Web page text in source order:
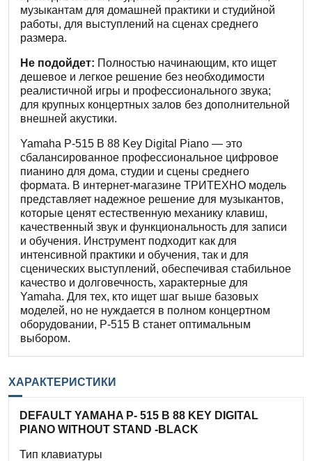
музыкантам для домашней практики и студийной
работы, для выступлений на сценах среднего
размера.
Не подойдет: Полностью начинающим, кто ищет
дешевое и легкое решение без необходимости
реалистичной игры и профессионального звука;
для крупных концертных залов без дополнительной
внешней акустики.
Yamaha P-515 B 88 Key Digital Piano — это
сбалансированное профессиональное цифровое
пианино для дома, студии и сцены среднего
формата. В интернет-магазине ТРИТЕХНО модель
представляет надежное решение для музыкантов,
которые ценят естественную механику клавиш,
качественный звук и функциональность для записи
и обучения. Инструмент подходит как для
интенсивной практики и обучения, так и для
сценических выступлений, обеспечивая стабильное
качество и долговечность, характерные для
Yamaha. Для тех, кто ищет шаг выше базовых
моделей, но не нуждается в полном концертном
оборудовании, P-515 B станет оптимальным
выбором.
ХАРАКТЕРИСТИКИ
DEFAULT YAMAHA P- 515 B 88 KEY DIGITAL
PIANO WITHOUT STAND -BLACK
Тип клавиатуры